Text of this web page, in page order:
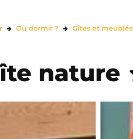
Où dormir ? Gîtes et meublés
nature